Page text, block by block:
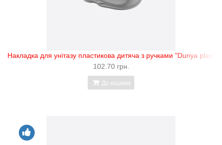
Накладка для унітазу пластикова дитяча з ручками "Dunya plastik"
102.70 грн.
До кошика